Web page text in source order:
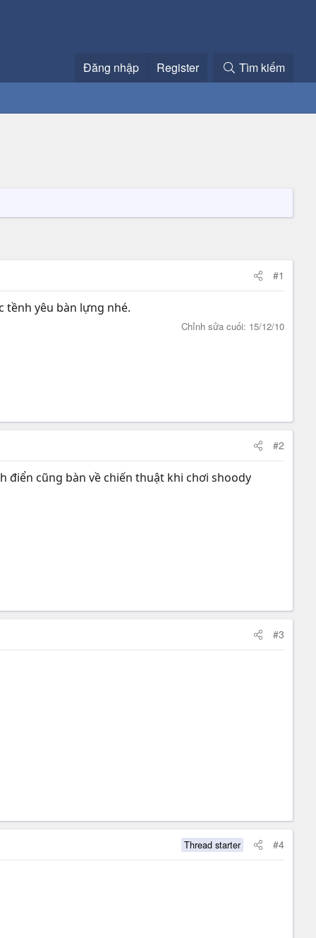
Đăng nhập Register Tìm kiếm
#1
tềnh yêu bàn lựng nhé.
Chỉnh sửa cuối: 15/12/10
#2
điển cũng bàn về chiến thuật khi chơi shoody
#3
Thread starter #4